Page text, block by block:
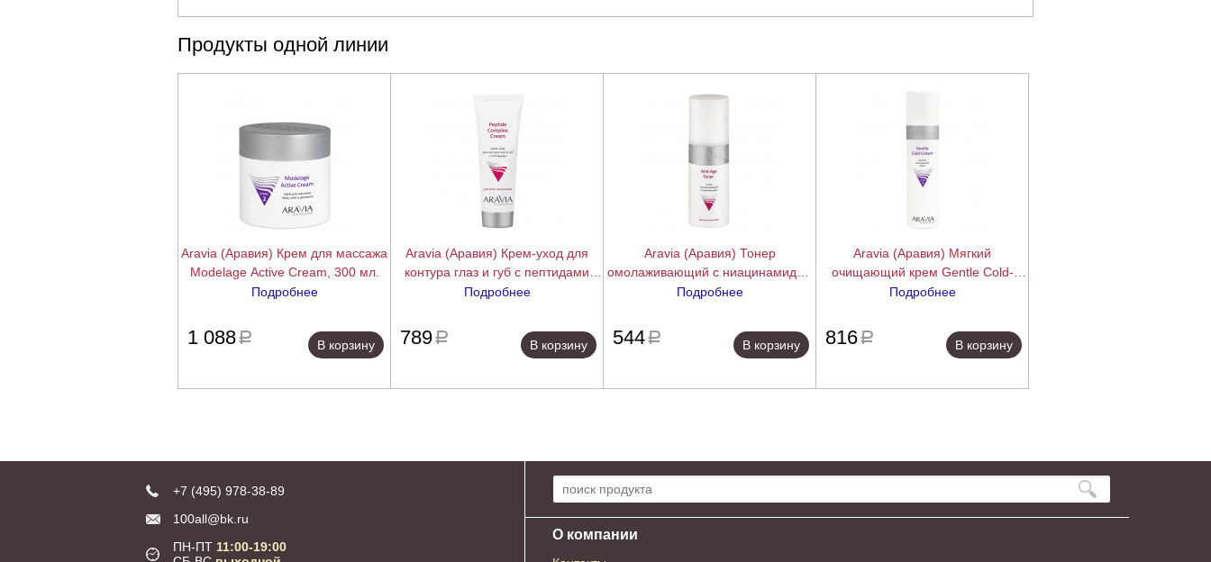
Продукты одной линии
Aravia (Аравия) Крем для массажа
Modelage Active Cream, 300 мл.
Подробнее
1 088a
В корзину
Aravia (Аравия) Крем-уход для
контура глаз и губ с пептидами
(Peptide Complex Cream), 50 мл.
Подробнее
789a
В корзину
Aravia (Аравия) Тонер
омолаживающий с ниацинамидом
(Anti-Age Toner), 150 мл.
Подробнее
544a
В корзину
Aravia (Аравия) Мягкий
очищающий крем Gentle Cold-
Cream, 250 мл.
Подробнее
816a
В корзину
+7 (495) 978-38-89
100all@bk.ru
ПН-ПТ 11:00-19:00
Поиск по сайту:
О компании